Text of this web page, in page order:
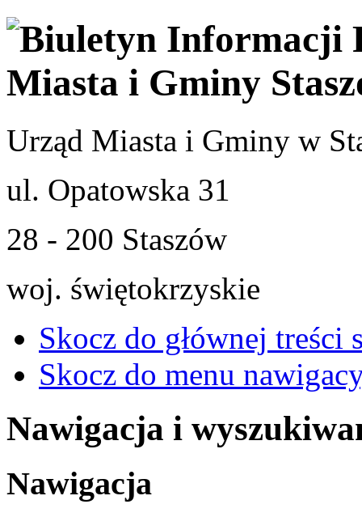
Urząd Miasta i Gminy w
ul. Opatowska 31
28 - 200 Staszów
woj. świętokrzyskie
Skocz do głównej treści
Skocz do menu
Nawigacja i
Nawigacja